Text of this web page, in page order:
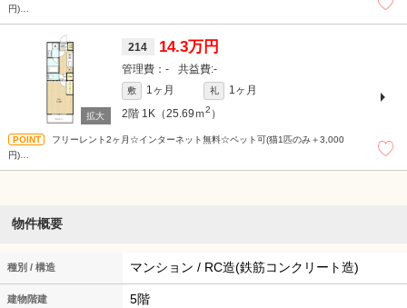
円)
レント特約解約違約金有
214 14.3万円
- -
敷 1ヶ月 礼
1ヶ月
2階 1K（25.69ｍ2 ）
フリーレント2ヶ月☆インターネット無料☆ペット可(猫1匹のみ＋3,000
円)
物件概要
種別 / 構造 マンション / RC造(鉄筋コンクリート造)
建物階建 5階